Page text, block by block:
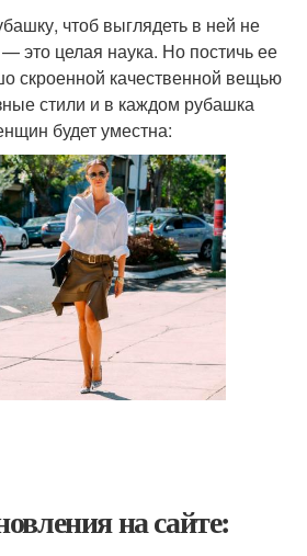
чтоб выглядеть в ней не
это целая наука. Но постичь ее
скроенной качественной вещью
стили и в каждом рубашка
будет уместна:
на сайте: